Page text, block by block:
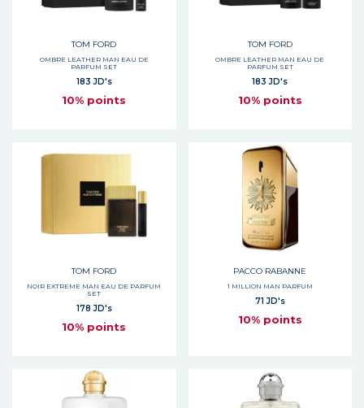
TOM FORD
OMBRE LEATHER MAN EAU DE
PARFUM SET
183 JD's
10% points
TOM FORD
OMBRE LEATHER MAN EAU DE
PARFUM SET
183 JD's
10% points
TOM FORD
NOIR EXTREME MAN EAU DE PARFUM
SET
178 JD's
10% points
PACCO RABANNE
1 MILLION MAN PARFUM
71 JD's
10% points